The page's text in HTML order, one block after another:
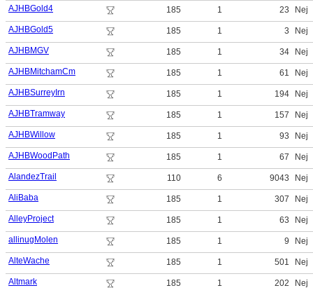
AJHBGold4
185 1 23
Nej
AJHBGold5
185 1 3
Nej
AJHBMGV
185 1 34
Nej
AJHBMitchamCm
185 1 61
Nej
AJHBSurreyIrn
185 1 194
Nej
AJHBTramway
185 1 157
Nej
AJHBWillow
185 1 93
Nej
AJHBWoodPath
185 1 67
Nej
AlandezTrail
110 6 9043
Nej
AliBaba
185 1 307
Nej
AlleyProject
185 1 63
Nej
allinugMolen
185 1 9
Nej
AlteWache
185 1 501
Nej
Altmark
185 1 202 Nej